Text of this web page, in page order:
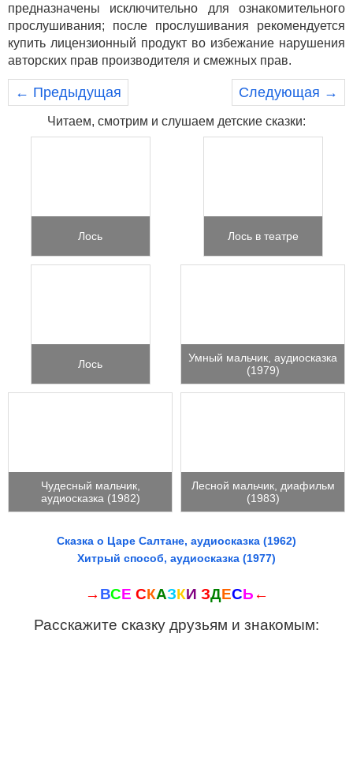
предназначены исключительно для ознакомительного
прослушивания; после прослушивания рекомендуется
купить лицензионный продукт во избежание нарушения
авторских прав производителя и смежных прав.
← Предыдущая Следующая →
Читаем, смотрим и слушаем детские сказки:
Лось Лось в театре
Лось
Умный мальчик, аудиосказка
(1979)
Чудесный мальчик,
аудиосказка (1982)
Лесной мальчик, диафильм
(1983)
Сказка о Царе Салтане, аудиосказка (1962)
Хитрый способ, аудиосказка (1977)
→ ВСЕ СКАЗКИ ЗДЕСЬ ←
Расскажите сказку друзьям и знакомым: